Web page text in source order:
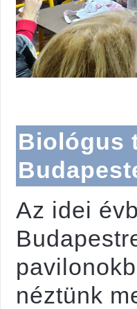
Biológus
Az idei
néztünk